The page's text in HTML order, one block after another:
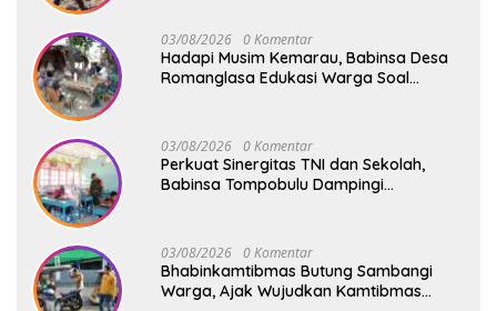
03/08/2026 0 Komentar
Hadapi Musim Kemarau, Babinsa Desa
Romanglasa Edukasi Warga Soal
03/08/2026 0 Komentar
Perkuat Sinergitas TNI dan Sekolah,
Babinsa Tompobulu Dampingi
03/08/2026 0 Komentar
Bhabinkamtibmas Butung Sambangi
Warga, Ajak Wujudkan Kamtibmas